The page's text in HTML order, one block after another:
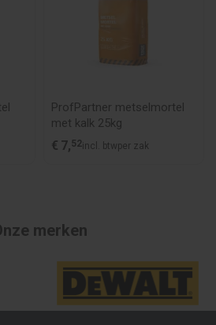
ProfPartner metselmortel
met kalk 25kg
€ 7, 52incl. btwper zak
merken